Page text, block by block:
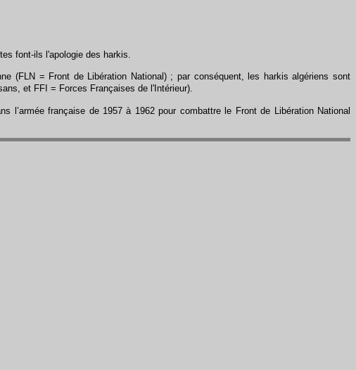
font-ils l'apologie des harkis.
(FLN = Front de Libération National) ; par conséquent, les harkis algériens sont
et FFI = Forces Françaises de l'Intérieur).
française de 1957 à 1962 pour combattre le Front de Libération National